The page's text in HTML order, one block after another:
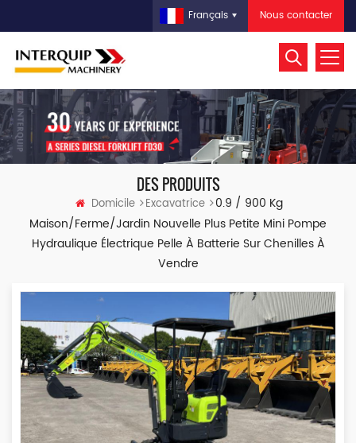
Nous contacter
Français
DES PRODUITS
Domicile Excavatrice
0.9 / 900 Kg
Maison/ferme/jardin Nouvelle Plus Petite Mini Pompe
Hydraulique Électrique Pelle À Batterie Sur Chenilles À
Vendre